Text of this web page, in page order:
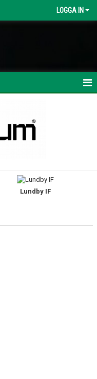
LOGGA IN
Lundby IF